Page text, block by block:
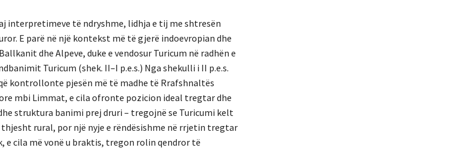
interpretimeve të ndryshme, lidhja e tij me shtresën
E parë në një kontekst më të gjerë indoevropian dhe
dhe Alpeve, duke e vendosur Turicum në radhën e
Turicum (shek. II–I p.e.s.) Nga shekulli i II p.e.s.
kontrollonte pjesën më të madhe të Rrafshnaltës
mbi Limmat, e cila ofronte pozicion ideal tregtar dhe
struktura banimi prej druri – tregojnë se Turicumi kelt
rural, por një nyje e rëndësishme në rrjetin tregtar
cila më vonë u braktis, tregon rolin qendror të